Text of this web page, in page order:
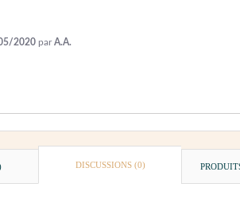
2020 parA.A.
DISCUSSIONS (0)